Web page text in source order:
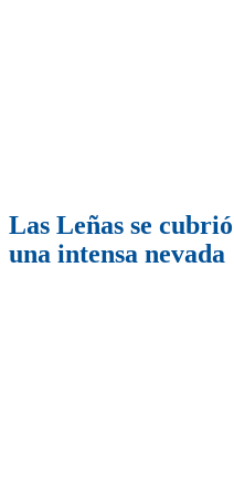
Las Leñas se
una intensa nevada